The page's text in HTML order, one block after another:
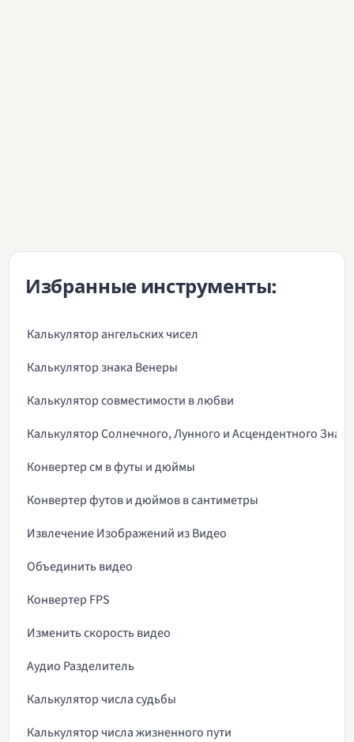
Избранные инструменты:
Калькулятор ангельских чисел
Калькулятор знака Венеры
Калькулятор совместимости в любви
Калькулятор Солнечного, Лунного и Асцендентного
Конвертер см в футы и дюймы
Конвертер футов и дюймов в сантиметры
Извлечение Изображений из Видео
Объединить видео
Конвертер FPS
Изменить скорость видео
Аудио Разделитель
Калькулятор числа судьбы
Калькулятор числа жизненного пути